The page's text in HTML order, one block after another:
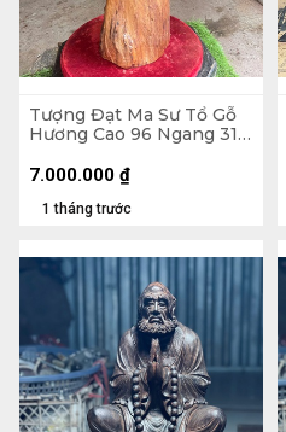
Tượng Đạt Ma Sư Tổ Gỗ
Hương Cao 96 Ngang 31
1 tháng trước
7.000.000 ₫